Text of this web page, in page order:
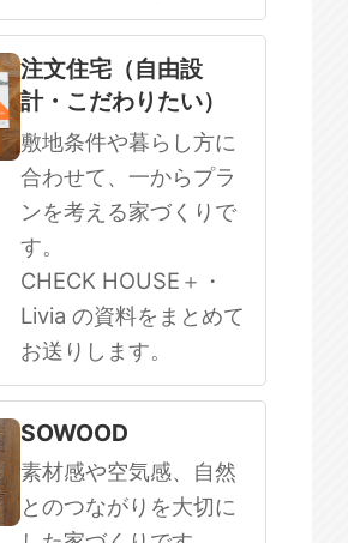
注文住宅（自由設
計・こだわりたい）
敷地条件や暮らし方に
合わせて、一からプラ
ンを考える家づくりで
す。
CHECK HOUSE＋・
Livia の資料をまとめて
お送りします。
SOWOOD
素材感や空気感、自然
とのつながりを大切に